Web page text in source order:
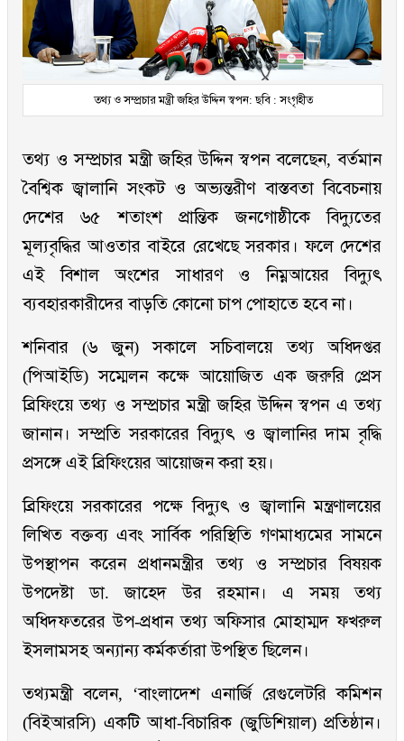
তথ্য ও সম্প্রচার মন্ত্রী জহির উদ্দিন স্বপন: ছবি : সংগৃহীত
তথ্য ও সম্প্রচার মন্ত্রী জহির উদ্দিন স্বপন বলেছেন, বর্তমান
বৈশ্বিক জ্বালানি সংকট ও অভ্যন্তরীণ বাস্তবতা বিবেচনায়
দেশের ৬৫ শতাংশ প্রান্তিক জনগোষ্ঠীকে বিদ্যুতের
মূল্যবৃদ্ধির আওতার বাইরে রেখেছে সরকার। ফলে দেশের
এই বিশাল অংশের সাধারণ ও নিম্নআয়ের বিদ্যুৎ
ব্যবহারকারীদের বাড়তি কোনো চাপ পোহাতে হবে না।
শনিবার (৬ জুন) সকালে সচিবালয়ে তথ্য অধিদপ্তর
(পিআইডি) সম্মেলন কক্ষে আয়োজিত এক জরুরি প্রেস
ব্রিফিংয়ে তথ্য ও সম্প্রচার মন্ত্রী জহির উদ্দিন স্বপন এ তথ্য
জানান। সম্প্রতি সরকারের বিদ্যুৎ ও জ্বালানির দাম বৃদ্ধি
প্রসঙ্গে এই ব্রিফিংয়ের আয়োজন করা হয়।
ব্রিফিংয়ে সরকারের পক্ষে বিদ্যুৎ ও জ্বালানি মন্ত্রণালয়ের
লিখিত বক্তব্য এবং সার্বিক পরিস্থিতি গণমাধ্যমের সামনে
উপস্থাপন করেন প্রধানমন্ত্রীর তথ্য ও সম্প্রচার বিষয়ক
উপদেষ্টা ডা. জাহেদ উর রহমান। এ সময় তথ্য
অধিদফতরের উপ-প্রধান তথ্য অফিসার মোহাম্মদ ফখরুল
ইসলামসহ অন্যান্য কর্মকর্তারা উপস্থিত ছিলেন।
তথ্যমন্ত্রী বলেন, ‘বাংলাদেশ এনার্জি রেগুলেটরি কমিশন
(বিইআরসি) একটি আধা-বিচারিক (জুডিশিয়াল) প্রতিষ্ঠান।